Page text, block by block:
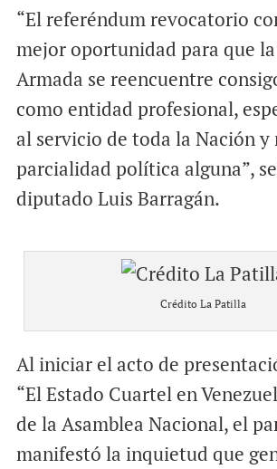
a
i
l
c
e
b
o
o
k
a
t
A
p
p
“El referéndum revocatorio
mejor oportunidad para que la
Armada se reencuentre
como entidad profesional,
al servicio de toda la Nación y
parcialidad política alguna”,
diputado Luis Barragán.
Crédito La Patilla
Al iniciar el acto de
“El Estado Cuartel en
de la Asamblea Nacional, el
manifestó la inquietud que